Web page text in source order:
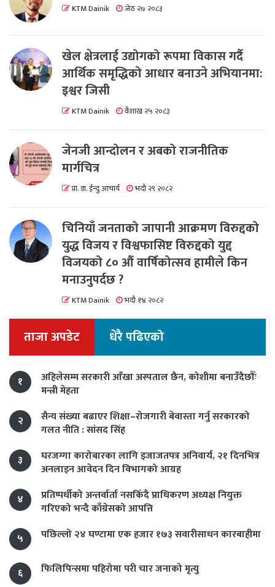
KTM Dainik जेठ २७ २०८३
खेल क्षेत्रलाई उद्योगको रूपमा विकास गर्दै
आर्थिक समृद्धिको आधार बनाउने अभियानमा:
इश्वर जिसी
KTM Dainik वैशाख २५ २०८३
जेनजी आन्दोलन र अबको राजनीतिक
मार्गचित्र
प्रा. डा. ईन्दु आचार्य भदौ २९ २०८२
चिनियाँ जनताको जापानी आक्रमण विरुद्दको
युद्ध विजय र विश्वफासिष्ट विरुद्दको युद्द
विजयको ८० औं वार्षिकोत्सव हामीले किन
मनाउनुपर्दछ ?
KTM Dainik भदौ १४ २०८२
ताजा अपडेट धेरै पढिएको
१
अहिलेसम्म सरकारी आँखा अस्पताल छैन, कोशीमा बनाउँदैछौँः
मन्त्री मेहता
२
सैन्य संख्या बढाएर शिक्षा–रोजगारी बेवास्ता गर्नु सरकारको
गलत नीति : सांसद सिंह
३
घरजग्गा कारोबारका लागि इजाजतपत्र अनिवार्य, २१ दिनभित्र
अनलाइन आवेदन दिन विभागको आग्रह
४
प्रतिष्पर्धीको अन्तर्वार्ता नसकिँदै प्राधिकरण अध्यक्ष नियुक्त
गरिएको भन्दै काँग्रेसको आपत्ति
५
पछिल्लो २४ घण्टामा एक हजार १७३ सवारीसाधन कारबाहीमा
६ फिलिपिन्समा पहिरोमा परी चार जनाको मृत्यु